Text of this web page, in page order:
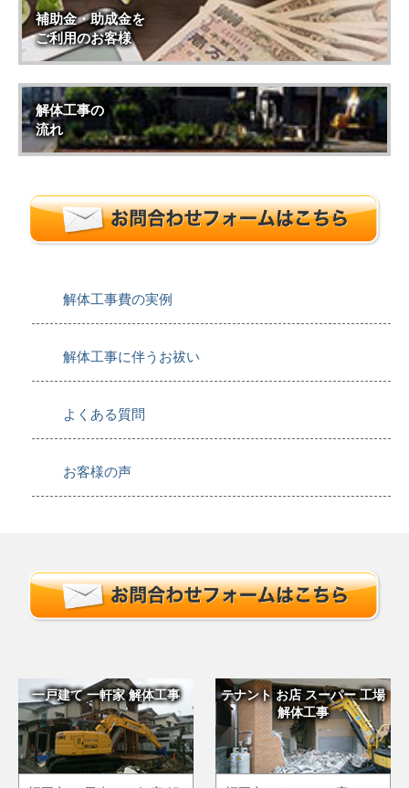
補助金・助成金を
ご利用のお客様
解体工事の
流れ
解体工事費の実例
解体工事に伴うお祓い
よくある質問
お客様の声
一戸建て 一軒家 解体工事
テナント お店 スーパー 工場
解体工事